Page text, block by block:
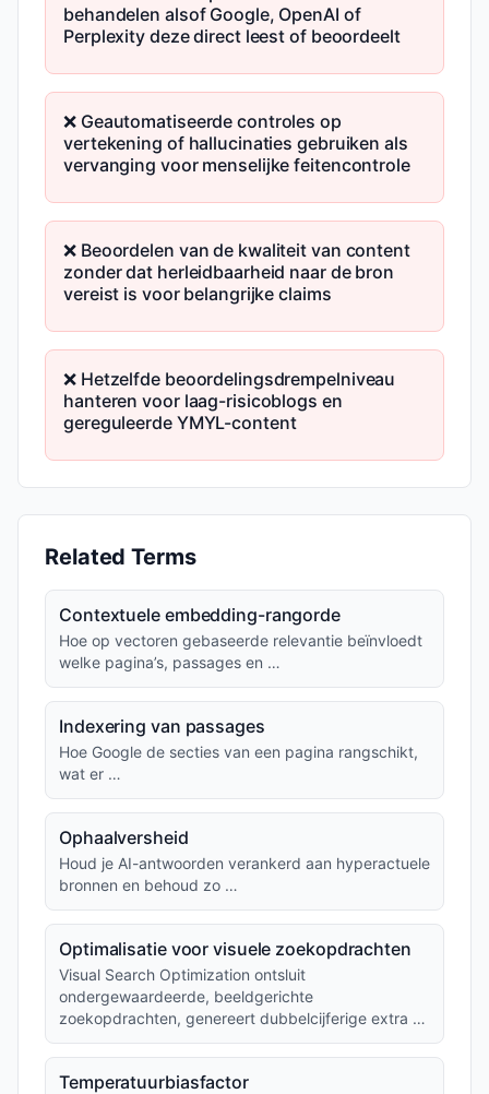
behandelen alsof Google, OpenAI of
Perplexity deze direct leest of beoordeelt
❌ Geautomatiseerde controles op
vertekening of hallucinaties gebruiken als
vervanging voor menselijke feitencontrole
❌ Beoordelen van de kwaliteit van content
zonder dat herleidbaarheid naar de bron
vereist is voor belangrijke claims
❌ Hetzelfde beoordelingsdrempelniveau
hanteren voor laag-risicoblogs en
gereguleerde YMYL-content
Related Terms
Contextuele embedding-rangorde
Hoe op vectoren gebaseerde relevantie beïnvloedt
welke pagina’s, passages en …
Indexering van passages
Hoe Google de secties van een pagina rangschikt,
wat er …
Ophaalversheid
Houd je AI-antwoorden verankerd aan hyperactuele
bronnen en behoud zo …
Optimalisatie voor visuele zoekopdrachten
Visual Search Optimization ontsluit
ondergewaardeerde, beeldgerichte
zoekopdrachten, genereert dubbelcijferige extra …
Temperatuurbiasfactor